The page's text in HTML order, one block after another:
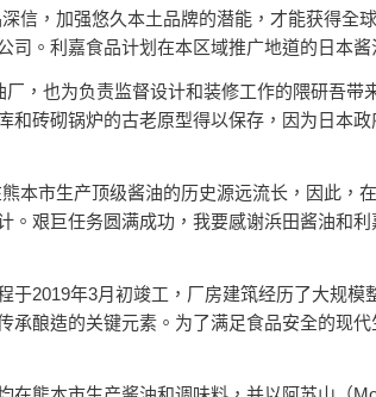
信，加强悠久本土品牌的潜能，才能获得全
司。利嘉食品计划在本区域推广地道的日本
，也为负责监督设计和装修工作的隈研吾带
和砖砌锅炉的古老原型得以保存，因为日本
本市生产顶级酱油的历史源远流长，因此，
。艰巨任务圆满成功，我要感谢浜田酱油和
于2019年3月初竣工，厂房建筑经历了大规
承酿造的关键元素。为了满足食品安全的现